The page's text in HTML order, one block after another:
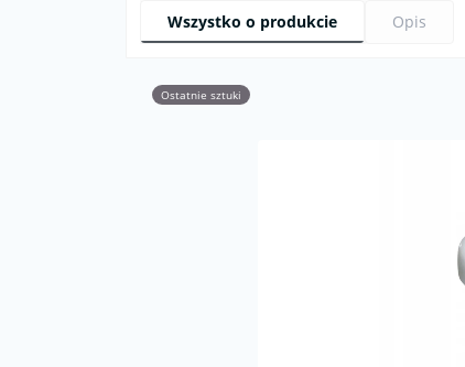
Wszystko o produkcie Opis
Ostatnie sztuki